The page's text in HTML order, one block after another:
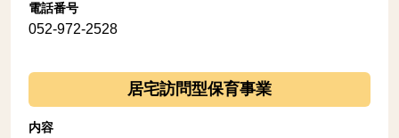
電話番号
052-972-2528
居宅訪問型保育事業
内容